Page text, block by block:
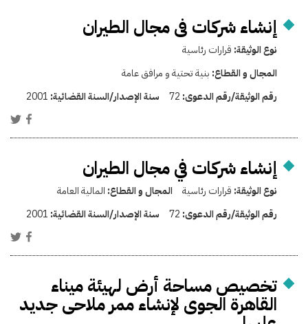
إنشاء شركات فى مجال الطيران
نوع الوثيقة: قرارات رئاسية
المجال و القطاع: بنية تحتية و مرافق عامة
رقم الوثيقة/رقم الدعوى: 72 سنة الإصدار/السنة القضائية: 2001
إنشاء شركات في مجال الطيران
نوع الوثيقة: قرارات رئاسية المجال و القطاع: المالية العامة
رقم الوثيقة/رقم الدعوى: 72 سنة الإصدار/السنة القضائية: 2001
تخصيص مساحة أرض لهيئة ميناء
القاهرة الجوى لإنشاء ممر ملاحى جديد